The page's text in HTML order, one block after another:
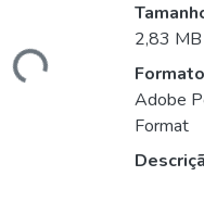
2,83 MB
Adobe
Format